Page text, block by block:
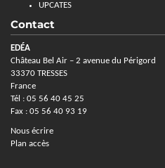
UPCATES
Contact
EDÉA
Château Bel Air – 2 avenue du Périgord
33370 TRESSES
France
Tél : 05 56 40 45 25
Fax : 05 56 40 93 19
Nous écrire
Plan accès